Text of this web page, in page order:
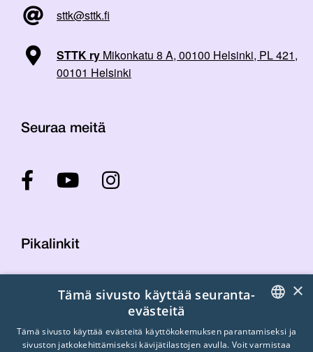
sttk@sttk.fi
STTK ry Mikonkatu 8 A, 00100 Helsinki, PL 421,
00101 Helsinki
Seuraa meitä
Pikalinkit
Yhteystiedot
STTK:n kuvapankki
Tietosuojaseloste
FINNISH
×
Tämä sivusto käyttää seuranta-
evästeitä
Tämä sivusto käyttää evästeitä käyttökokemuksen parantamiseksi ja
sivuston jatkokehittämiseksi kävijätilastojen avulla. Voit varmistaa